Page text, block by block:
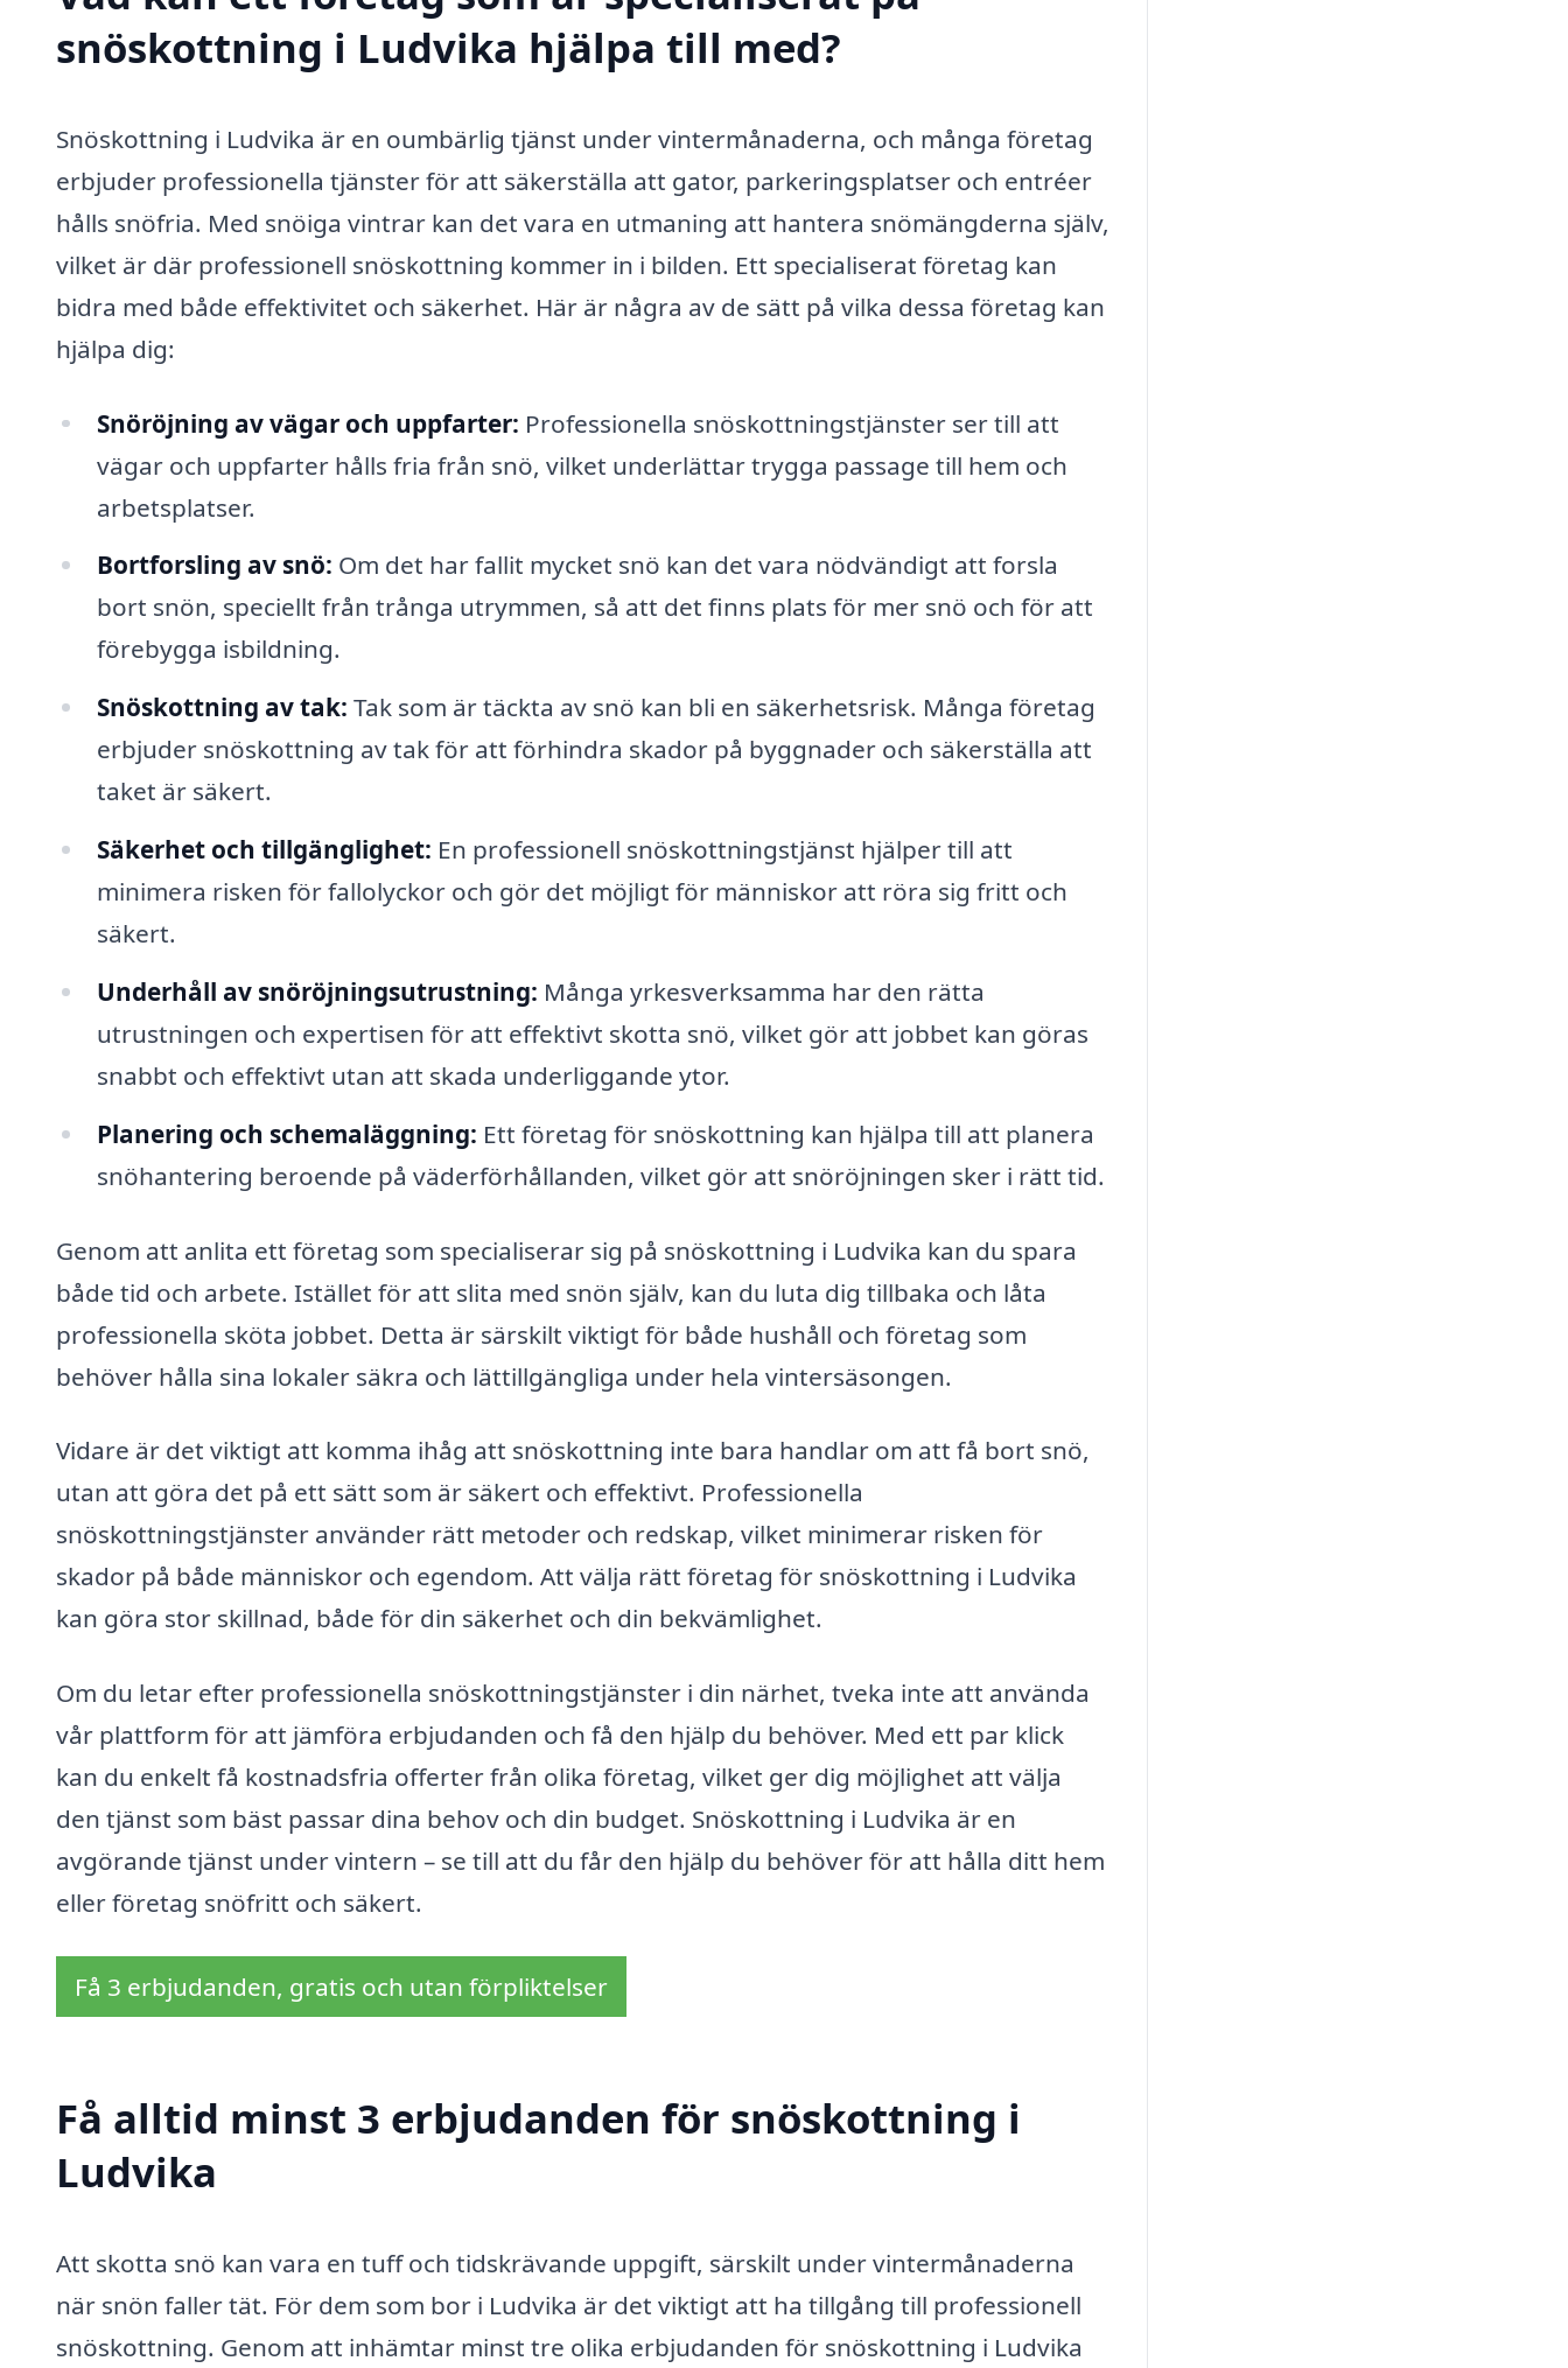
snöskottning i Ludvika hjälpa till med?
Snöskottning i Ludvika är en oumbärlig tjänst under vintermånaderna, och många företag
erbjuder professionella tjänster för att säkerställa att gator, parkeringsplatser och entréer
hålls snöfria. Med snöiga vintrar kan det vara en utmaning att hantera snömängderna själv,
vilket är där professionell snöskottning kommer in i bilden. Ett specialiserat företag kan
bidra med både effektivitet och säkerhet. Här är några av de sätt på vilka dessa företag kan
hjälpa dig:
Snöröjning av vägar och uppfarter: Professionella snöskottningstjänster ser till att
vägar och uppfarter hålls fria från snö, vilket underlättar trygga passage till hem och
arbetsplatser.
Bortforsling av snö: Om det har fallit mycket snö kan det vara nödvändigt att forsla
bort snön, speciellt från trånga utrymmen, så att det finns plats för mer snö och för att
förebygga isbildning.
Snöskottning av tak: Tak som är täckta av snö kan bli en säkerhetsrisk. Många företag
erbjuder snöskottning av tak för att förhindra skador på byggnader och säkerställa att
taket är säkert.
Säkerhet och tillgänglighet: En professionell snöskottningstjänst hjälper till att
minimera risken för fallolyckor och gör det möjligt för människor att röra sig fritt och
säkert.
Underhåll av snöröjningsutrustning: Många yrkesverksamma har den rätta
utrustningen och expertisen för att effektivt skotta snö, vilket gör att jobbet kan göras
snabbt och effektivt utan att skada underliggande ytor.
Planering och schemaläggning: Ett företag för snöskottning kan hjälpa till att planera
snöhantering beroende på väderförhållanden, vilket gör att snöröjningen sker i rätt tid.
Genom att anlita ett företag som specialiserar sig på snöskottning i Ludvika kan du spara
både tid och arbete. Istället för att slita med snön själv, kan du luta dig tillbaka och låta
professionella sköta jobbet. Detta är särskilt viktigt för både hushåll och företag som
behöver hålla sina lokaler säkra och lättillgängliga under hela vintersäsongen.
Vidare är det viktigt att komma ihåg att snöskottning inte bara handlar om att få bort snö,
utan att göra det på ett sätt som är säkert och effektivt. Professionella
snöskottningstjänster använder rätt metoder och redskap, vilket minimerar risken för
skador på både människor och egendom. Att välja rätt företag för snöskottning i Ludvika
kan göra stor skillnad, både för din säkerhet och din bekvämlighet.
Om du letar efter professionella snöskottningstjänster i din närhet, tveka inte att använda
vår plattform för att jämföra erbjudanden och få den hjälp du behöver. Med ett par klick
kan du enkelt få kostnadsfria offerter från olika företag, vilket ger dig möjlighet att välja
den tjänst som bäst passar dina behov och din budget. Snöskottning i Ludvika är en
avgörande tjänst under vintern – se till att du får den hjälp du behöver för att hålla ditt hem
eller företag snöfritt och säkert.
Få 3 erbjudanden, gratis och utan förpliktelser
Få alltid minst 3 erbjudanden för snöskottning i
Ludvika
Att skotta snö kan vara en tuff och tidskrävande uppgift, särskilt under vintermånaderna
när snön faller tät. För dem som bor i Ludvika är det viktigt att ha tillgång till professionell
snöskottning. Genom att inhämtar minst tre olika erbjudanden för snöskottning i Ludvika